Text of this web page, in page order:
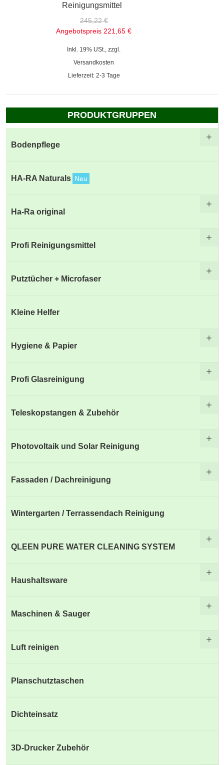
Reinigungsmittel
245,22 €
Angebotspreis 221,65 €
Inkl. 19% USt., zzgl.
Versandkosten
Lieferzeit: 2-3 Tage
PRODUKTGRUPPEN
Bodenpflege
HA-RA Naturals Neu
Ha-Ra original
Profi Reinigungsmittel
Putztücher + Microfaser
Kleine Helfer
Hygiene & Papier
Profi Glasreinigung
Teleskopstangen & Zubehör
Photovoltaik und Solar Reinigung
Fassaden / Dachreinigung
Wintergarten / Terrassendach Reinigung
QLEEN PURE WATER CLEANING SYSTEM
Haushaltsware
Maschinen & Sauger
Luft reinigen
Planschutztaschen
Dichteinsatz
3D-Drucker Zubehör